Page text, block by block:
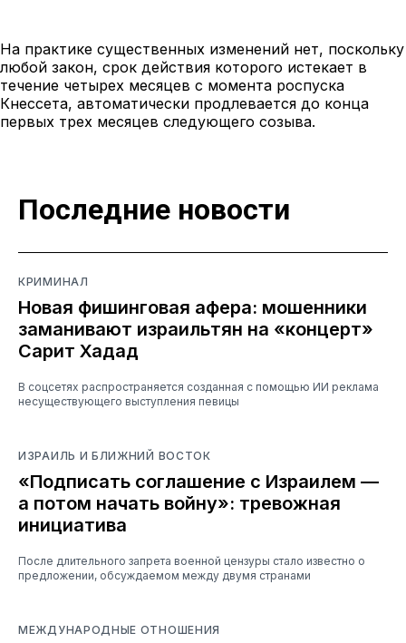
На практике существенных изменений нет, поскольку
любой закон, срок действия которого истекает в
течение четырех месяцев с момента роспуска
Кнессета, автоматически продлевается до конца
первых трех месяцев следующего созыва.
Последние новости
КРИМИНАЛ
Новая фишинговая афера: мошенники
заманивают израильтян на «концерт»
Сарит Хадад
В соцсетях распространяется созданная с помощью ИИ реклама
несуществующего выступления певицы
ИЗРАИЛЬ И БЛИЖНИЙ ВОСТОК
«Подписать соглашение с Израилем —
а потом начать войну»: тревожная
инициатива
После длительного запрета военной цензуры стало известно о
предложении, обсуждаемом между двумя странами
МЕЖДУНАРОДНЫЕ ОТНОШЕНИЯ